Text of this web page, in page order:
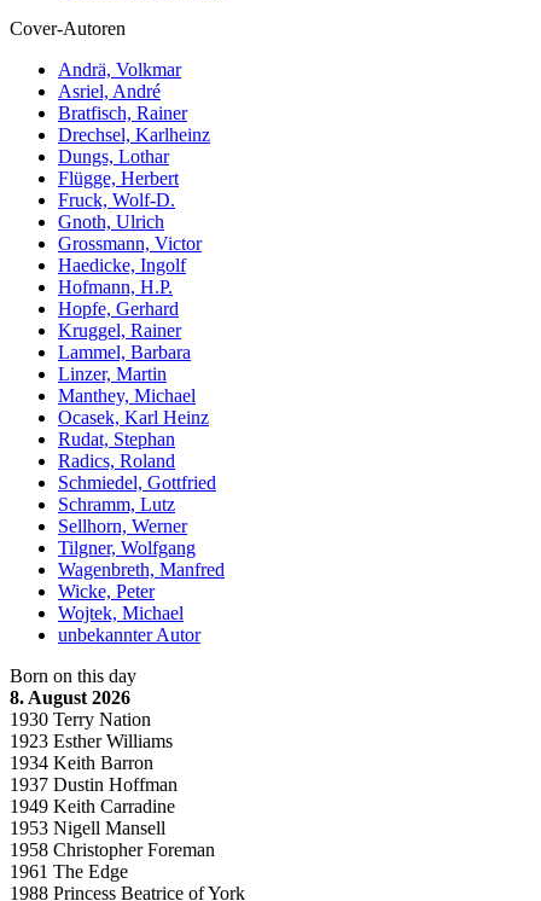
Cover-Autoren
Andrä, Volkmar
Asriel, André
Bratfisch, Rainer
Drechsel, Karlheinz
Dungs, Lothar
Flügge, Herbert
Fruck, Wolf-D.
Gnoth, Ulrich
Grossmann, Victor
Haedicke, Ingolf
Hofmann, H.P.
Hopfe, Gerhard
Kruggel, Rainer
Lammel, Barbara
Linzer, Martin
Manthey, Michael
Ocasek, Karl Heinz
Rudat, Stephan
Radics, Roland
Schmiedel, Gottfried
Schramm, Lutz
Sellhorn, Werner
Tilgner, Wolfgang
Wagenbreth, Manfred
Wicke, Peter
Wojtek, Michael
unbekannter Autor
Born on this day
8. August 2026
1930 Terry Nation
1923 Esther Williams
1934 Keith Barron
1937 Dustin Hoffman
1949 Keith Carradine
1953 Nigell Mansell
1958 Christopher Foreman
1961 The Edge
1988 Princess Beatrice of York